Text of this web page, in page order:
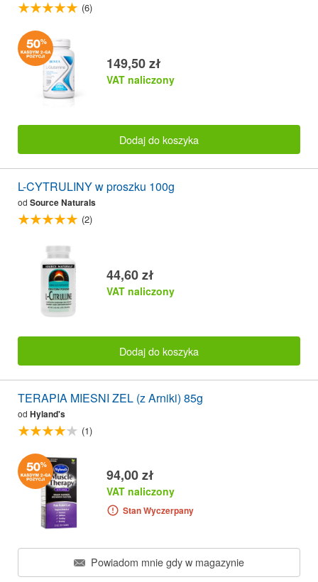
(6)
149,50 zł
VAT naliczony
Dodaj do koszyka
L-CYTRULINY w proszku 100g
od Source Naturals
(2)
44,60 zł
VAT naliczony
Dodaj do koszyka
TERAPIA MIESNI ZEL (z Arniki) 85g
od Hyland's
(1)
94,00 zł
VAT naliczony
Stan Wyczerpany
Powiadom mnie gdy w magazynie